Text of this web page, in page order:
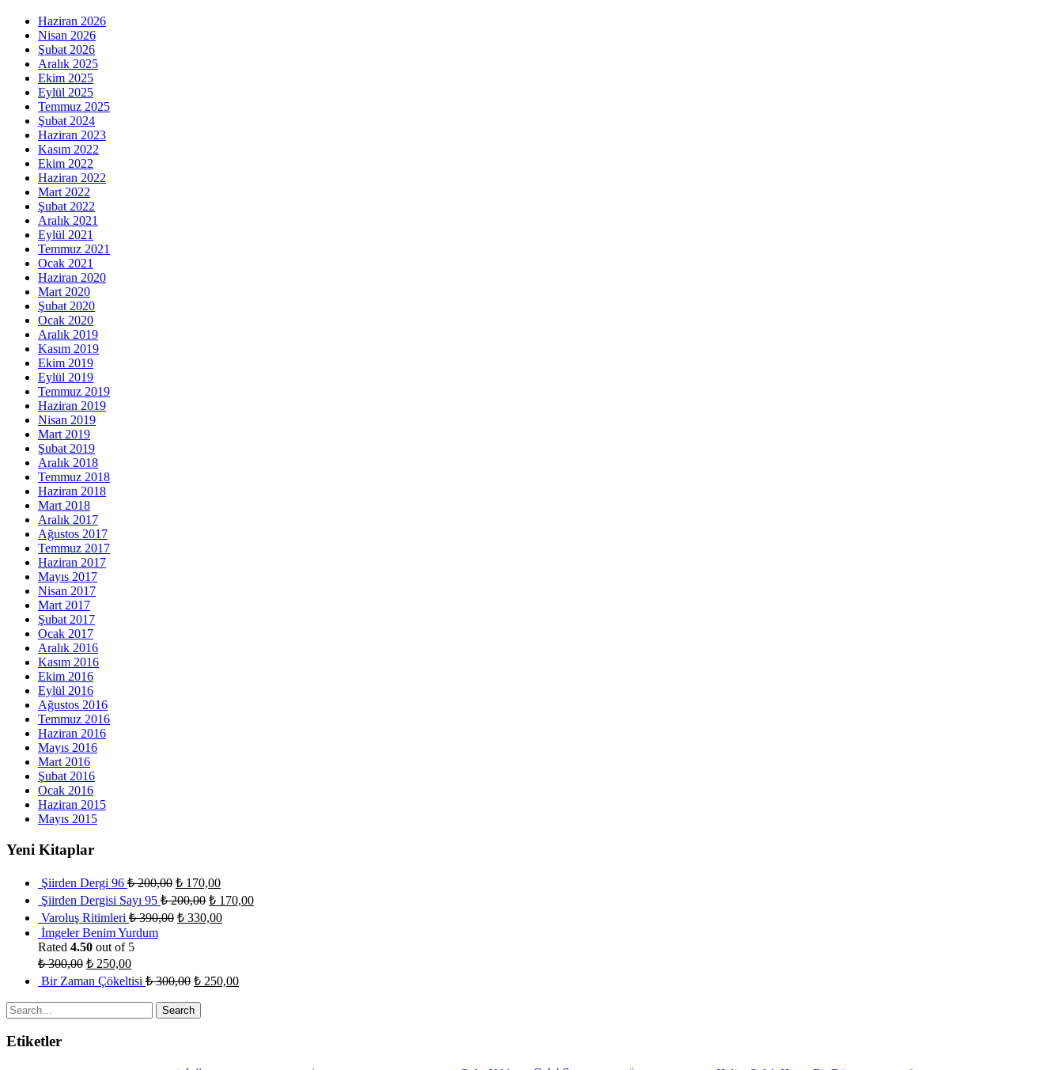
Haziran 2026
Nisan 2026
Şubat 2026
Aralık 2025
Ekim 2025
Eylül 2025
Temmuz 2025
Şubat 2024
Haziran 2023
Kasım 2022
Ekim 2022
Haziran 2022
Mart 2022
Şubat 2022
Aralık 2021
Eylül 2021
Temmuz 2021
Ocak 2021
Haziran 2020
Mart 2020
Şubat 2020
Ocak 2020
Aralık 2019
Kasım 2019
Ekim 2019
Eylül 2019
Temmuz 2019
Haziran 2019
Nisan 2019
Mart 2019
Şubat 2019
Aralık 2018
Temmuz 2018
Haziran 2018
Mart 2018
Aralık 2017
Ağustos 2017
Temmuz 2017
Haziran 2017
Mayıs 2017
Nisan 2017
Mart 2017
Şubat 2017
Ocak 2017
Aralık 2016
Kasım 2016
Ekim 2016
Eylül 2016
Ağustos 2016
Temmuz 2016
Haziran 2016
Mayıs 2016
Mart 2016
Şubat 2016
Ocak 2016
Haziran 2015
Mayıs 2015
Yeni Kitaplar
Şiirden Dergi 96 ₺200,00 ₺ 170,00
Şiirden Dergisi Sayı 95 ₺200,00 ₺ 170,00
Varoluş Ritimleri ₺390,00 ₺ 330,00
İmgeler Benim Yurdum
Rated 4.50 out of 5
₺300,00 ₺ 250,00
Bir Zaman Çökeltisi ₺300,00 ₺ 250,00
Search
for:
Etiketler